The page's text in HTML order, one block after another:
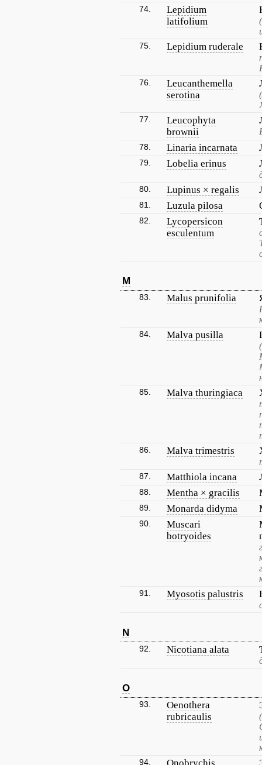
74.
Lepidium
latifolium
75. Lepidium ruderale
76.
Leucanthemella
serotina
77.
Leucophyta
brownii
78. Linaria incarnata
79. Lobelia erinus
80. Lupinus × regalis
81. Luzula pilosa
82.
Lycopersicon
esculentum
M
83. Malus prunifolia
84. Malva pusilla
85. Malva thuringiaca
86. Malva trimestris
87. Matthiola incana
88. Mentha × gracilis
89. Monarda didyma
90.
Muscari
botryoides
91. Myosotis palustris
N
92. Nicotiana alata
O
93.
Oenothera
rubricaulis
94.